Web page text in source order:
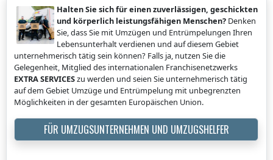
Halten Sie sich für einen zuverlässigen, geschickten
und körperlich leistungsfähigen Menschen? Denken
Sie, dass Sie mit Umzügen und Entrümpelungen Ihren
Lebensunterhalt verdienen und auf diesem Gebiet
unternehmerisch tätig sein können? Falls ja, nutzen Sie die
Gelegenheit, Mitglied des internationalen Franchisenetzwerks
EXTRA SERVICESzu werden und seien Sie unternehmerisch tätig
auf dem Gebiet Umzüge und Entrümpelung mit unbegrenzten
Möglichkeiten in der gesamten Europäischen Union.
FÜR UMZUGSUNTERNEHMEN UND UMZUGSHELFER